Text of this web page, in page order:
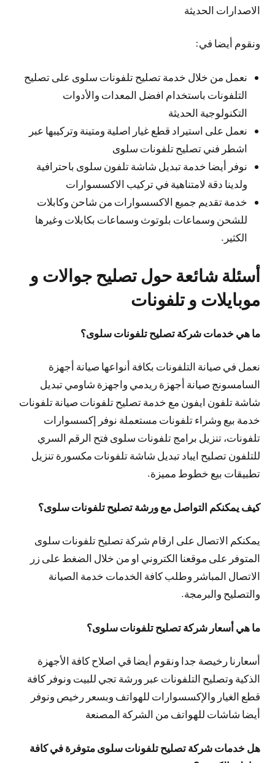
الاصدارات الحديثة
ونقوم أيضا في:
نعمل من خلال خدمة تصليح تلفونات سلوى على تصليح
التلفونات باستخدام افضل المعدات والأدوات
التكنولوجية الحديثة
نعمل على استيراد قطع غيار اصلية ومتينة وتركيبها عبر
اشطر فني تصليح تلفونات سلوى
نوفر أيضا خدمة تبديل شاشة تلفون سلوى باحترافية
ولدينا دقة لامتناهية في تركيب الاكسسوارات
خدمة تقديم جميع الاكسسوارات من شاحن وكابلات
للشحن وسماعات بلوتوث وسماعات بكابلات وغيرها
الكثير.
أسئلة شائعة حول تصليح جوالات و
موبايلات و تلفونات
ما هي خدمات شركة تصليح تلفونات سلوى؟
نعمل في صيانة التلفونات بكافة أنواعها صيانة أجهزة
السامسونج صيانة أجهزة ريدمي واجهزة شاومي تبديل
شاشة تلفون ايفون مع خدمة تصليح تلفونات صيانة تلفونات
خدمة بيع وشراء تلفونات مستعملة نوفر إكسسوارات
تلفونات، تنزيل برامج تلفونات سلوى فتح الرقم السري
للتلفون تصليح ايباد تبديل شاشة تلفونات مكسورة تنزيل
تطبيقات بيع خطوط مميزة.
كيف يمكنكم التواصل مع ورشة تصليح تلفونات سلوى؟
يمكنكم الاتصال على ارقام شركة تصليح تلفونات سلوى
المتوفر على موقعنا الكتروني او من خلال الضغط على زر
الاتصال المباشر وطلب كافة الخدمات خدمة الصيانة
والتصليح والبرمجة.
ما هي أسعار شركة تصليح تلفونات سلوى؟
أسعارنا رخيصة جدا ونقوم أيضا قي اصلاح كافة الأجهزة
الذكية وتصليح التلفونات عبر ورشة تجي للبيت ونوفر كافة
قطع الغيار والإكسسوارات للهواتف وبسعر رخيص ونوفر
أيضا شاشات للهواتف من الشركة المصنعة
هل خدمات شركة تصليح تلفونات سلوى متوفرة في كافة